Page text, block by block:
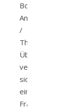
Book
Amazon
/
Thalia
Üblicherweise
verliebt
sich
eine
Frau